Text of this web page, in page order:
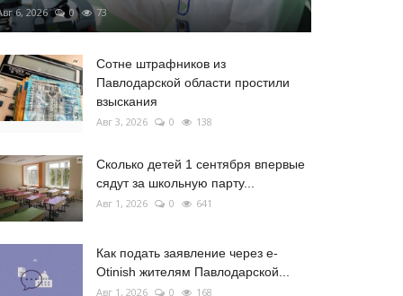
6, 2026 0 73
Сотне штрафников из
Павлодарской области простили
взыскания
Авг 3, 2026 0 138
Сколько детей 1 сентября впервые
сядут за школьную парту...
Авг 1, 2026 0 641
Как подать заявление через e-
Otinish жителям Павлодарской...
Авг 1, 2026 0 168